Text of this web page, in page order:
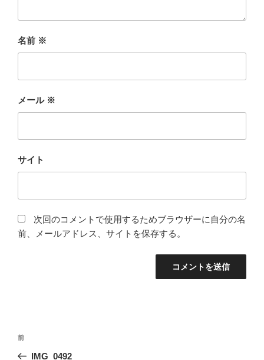
名前 ※
メール ※
サイト
次回のコメントで使用するためブラウザーに自分の名
前、メールアドレス、サイトを保存する。
投
前
の
前
IMG_0492